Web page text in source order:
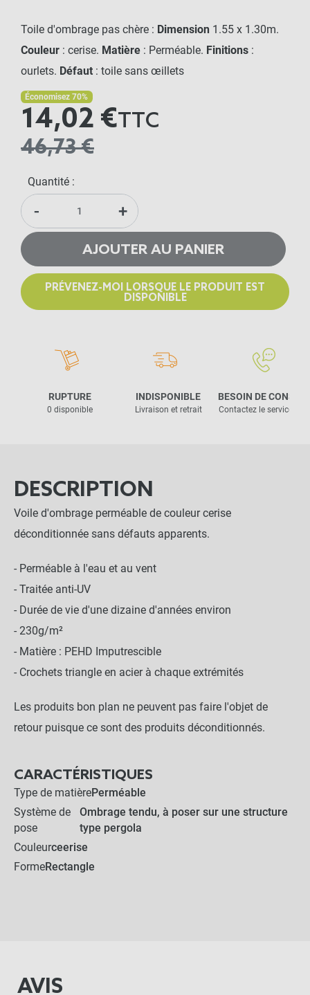
Toile d'ombrage pas chère : Dimension 1.55 x 1.30m.
Couleur : cerise. Matière : Perméable. Finitions :
ourlets. Défaut : toile sans œillets
Économisez 70%
14,02 €TTC
46,73 €
Quantité :
- +
AJOUTER AU PANIER
PRÉVENEZ-MOI LORSQUE LE PRODUIT EST
DISPONIBLE
RUPTURE
0 disponible
INDISPONIBLE
Livraison et retrait
BESOIN DE CONSEIL
Contactez le service
DESCRIPTION
Voile d'ombrage perméable de couleur cerise
déconditionnée sans défauts apparents.
- Perméable à l'eau et au vent
- Traitée anti-UV
- Durée de vie d'une dizaine d'années environ
- 230g/m²
- Matière : PEHD Imputrescible
- Crochets triangle en acier à chaque extrémités
Les produits bon plan ne peuvent pas faire l'objet de
retour puisque ce sont des produits déconditionnés.
CARACTÉRISTIQUES
Type de matièrePerméable
Système de
pose
Ombrage tendu, à poser sur une structure
type pergola
Couleurceerise
FormeRectangle
AVIS